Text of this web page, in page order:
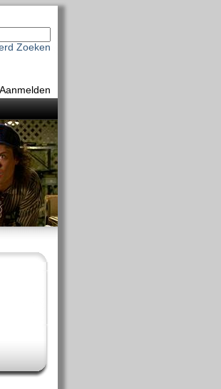
Zoeken
Aanmelden